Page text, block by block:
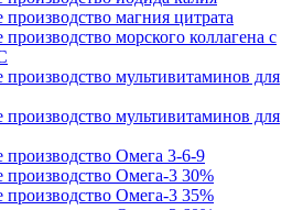
производство магния цитрата
производство морского коллагена с
производство мультивитаминов для
производство мультивитаминов для
производство Омега 3-6-9
производство Омега-3 30%
производство Омега-3 35%